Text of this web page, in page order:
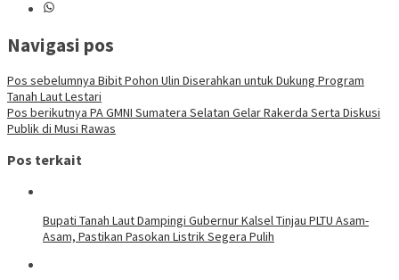
Navigasi pos
Pos sebelumnya Bibit Pohon Ulin Diserahkan untuk Dukung Program
Tanah Laut Lestari
Pos berikutnya PA GMNI Sumatera Selatan Gelar Rakerda Serta Diskusi
Publik di Musi Rawas
Pos terkait
Bupati Tanah Laut Dampingi Gubernur Kalsel Tinjau PLTU Asam-
Asam, Pastikan Pasokan Listrik Segera Pulih